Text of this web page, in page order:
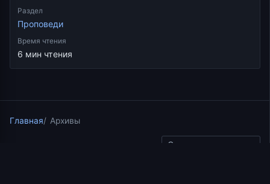
Раздел
Проповеди
Время чтения
6 мин чтения
Главная Архивы
Скопировать ссылку